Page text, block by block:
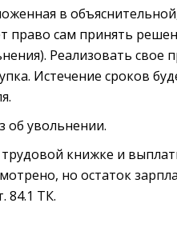
в
право сам принять
Реализовать
Истечение сроков
об увольнении.
книжке и
но остаток
84.1 ТК.